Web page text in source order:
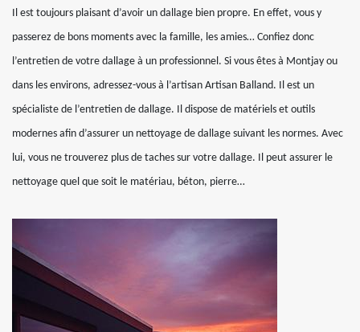
Il est toujours plaisant d’avoir un dallage bien propre. En effet, vous y
passerez de bons moments avec la famille, les amies… Confiez donc
l’entretien de votre dallage à un professionnel. Si vous êtes à Montjay ou
dans les environs, adressez-vous à l’artisan Artisan Balland. Il est un
spécialiste de l’entretien de dallage. Il dispose de matériels et outils
modernes afin d’assurer un nettoyage de dallage suivant les normes. Avec
lui, vous ne trouverez plus de taches sur votre dallage. Il peut assurer le
nettoyage quel que soit le matériau, béton, pierre…